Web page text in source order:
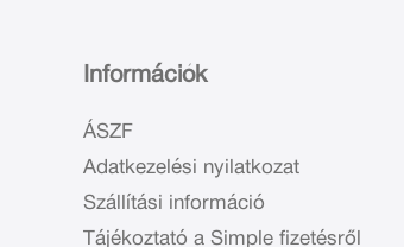
Információk
ÁSZF
Adatkezelési nyilatkozat
Szállítási információ
Tájékoztató a Simple fizetésről